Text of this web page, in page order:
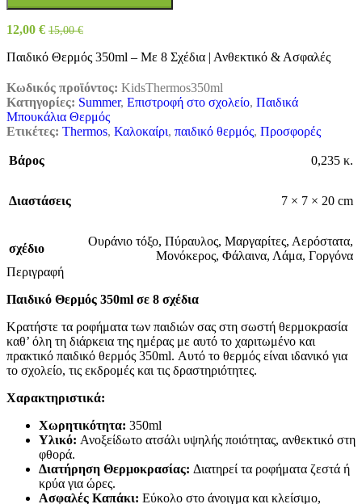
12,00 € 15,00€
Παιδικό Θερμός 350ml – Με 8 Σχέδια | Ανθεκτικό & Ασφαλές
Κωδικός προϊόντος: KidsThermos350ml
Κατηγορίες: Summer, Επιστροφή στο σχολείο, Παιδικά
Μπουκάλια Θερμός
Ετικέτες: Thermos, Καλοκαίρι, παιδικό θερμός, Προσφορές
Βάρος 0,235 κ.
Διαστάσεις 7 × 7 × 20 cm
σχέδιο
Ουράνιο τόξο, Πύραυλος, Μαργαρίτες, Αερόστατα,
Μονόκερος, Φάλαινα, Λάμα, Γοργόνα
Περιγραφή
Παιδικό Θερμός 350ml σε 8 σχέδια
Κρατήστε τα ροφήματα των παιδιών σας στη σωστή θερμοκρασία
καθ’ όλη τη διάρκεια της ημέρας με αυτό το χαριτωμένο και
πρακτικό παιδικό θερμός 350ml. Αυτό το θερμός είναι ιδανικό για
το σχολείο, τις εκδρομές και τις δραστηριότητες.
Χαρακτηριστικά:
Χωρητικότητα: 350ml
Υλικό: Ανοξείδωτο ατσάλι υψηλής ποιότητας, ανθεκτικό στη
φθορά.
Διατήρηση Θερμοκρασίας: Διατηρεί τα ροφήματα ζεστά ή
κρύα για ώρες.
Ασφαλές Καπάκι: Εύκολο στο άνοιγμα και κλείσιμο,